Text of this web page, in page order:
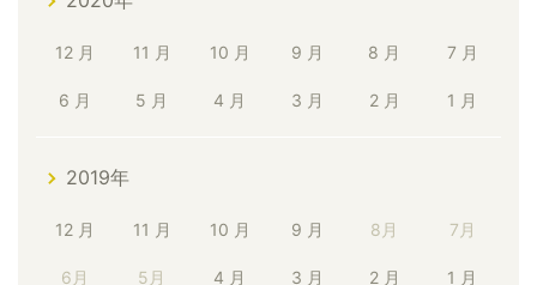
12 月 11 月 10 月 9 月 8 月 7 月
6 月 5 月 4 月 3 月 2 月 1 月
2019年
12 月 11 月 10 月 9 月 8月 7月
6月 5月 4 月 3 月 2 月 1 月